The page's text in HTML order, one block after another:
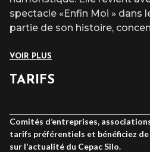
spectacle «Enfin Moi » dans
partie de son histoire,
VOIR PLUS
TARIFS
Comités d’entreprises,
tarifs préférentiels et bénéficiez
sur l’actualité du Cepac Silo.